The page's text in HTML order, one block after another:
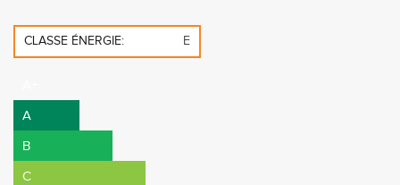
CLASSE ÉNERGIE: E
A
B
C